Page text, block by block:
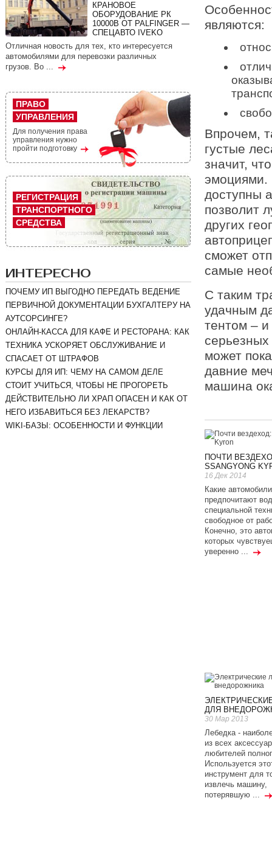
являются:
Впрочем,
густые
значит,
эмоциями.
доступны
позволит
других
сможет
самые
С таким
удачным
тентом –
может
давние
машина
ПОЧТИ
SSANGYONG
16 Дек 2014
Какие автомобили
предпочитают
специальной
свободное от
Конечно, это
которых
уверенно ...
ДЛЯ
30 Мар 2013
Лебедка -
из всех
любителей
Используется
инструмент для
извлечь машину,
потерявшую ...
КРАНОВОЕ
ОБОРУДОВАНИЕ РК
10000В ОТ PALFINGER —
СПЕЦАВТО IVEKO
Отличная новость для тех, кто интересуется
автомобилями для перевозки различных
грузов. Во ...
ПРАВО
УПРАВЛЕНИЯ
Для получения права
управления нужно
пройти подготовку
РЕГИСТРАЦИЯ
ТРАНСПОРТНОГО
СРЕДСТВА
ИНТЕРЕСНО
ПОЧЕМУ ИП ВЫГОДНО ПЕРЕДАТЬ ВЕДЕНИЕ
ПЕРВИЧНОЙ ДОКУМЕНТАЦИИ БУХГАЛТЕРУ НА
АУТСОРСИНГЕ?
ОНЛАЙН-КАССА ДЛЯ КАФЕ И РЕСТОРАНА: КАК
ТЕХНИКА УСКОРЯЕТ ОБСЛУЖИВАНИЕ И
СПАСАЕТ ОТ ШТРАФОВ
КУРСЫ ДЛЯ ИП: ЧЕМУ НА САМОМ ДЕЛЕ
СТОИТ УЧИТЬСЯ, ЧТОБЫ НЕ ПРОГОРЕТЬ
ДЕЙСТВИТЕЛЬНО ЛИ ХРАП ОПАСЕН И КАК ОТ
НЕГО ИЗБАВИТЬСЯ БЕЗ ЛЕКАРСТВ?
WIKI-БАЗЫ: ОСОБЕННОСТИ И ФУНКЦИИ